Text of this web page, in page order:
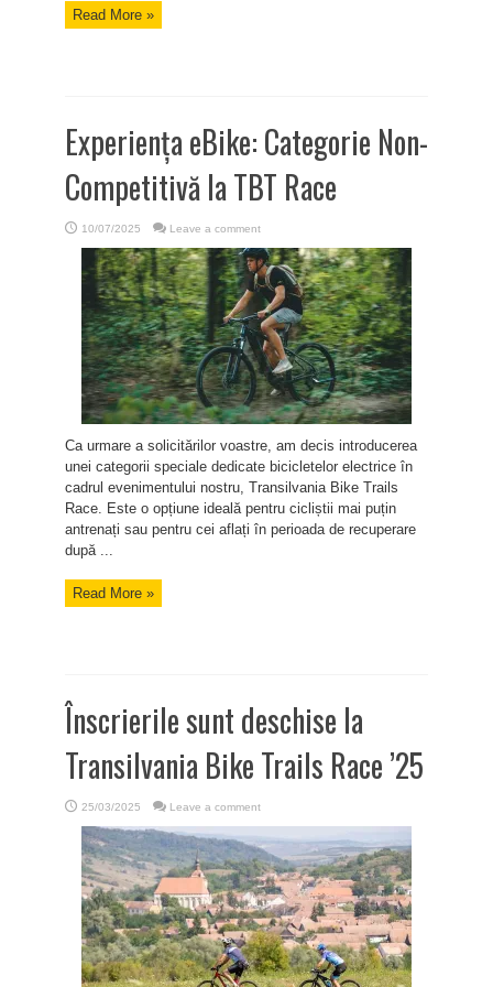
Read More »
Experiența eBike: Categorie Non-
Competitivă la TBT Race
10/07/2025 Leave a comment
Ca urmare a solicitărilor voastre, am decis introducerea
unei categorii speciale dedicate bicicletelor electrice în
cadrul evenimentului nostru, Transilvania Bike Trails
Race. Este o opțiune ideală pentru cicliștii mai puțin
antrenați sau pentru cei aflați în perioada de recuperare
după ...
Read More »
Înscrierile sunt deschise la
Transilvania Bike Trails Race ’25
25/03/2025 Leave a comment